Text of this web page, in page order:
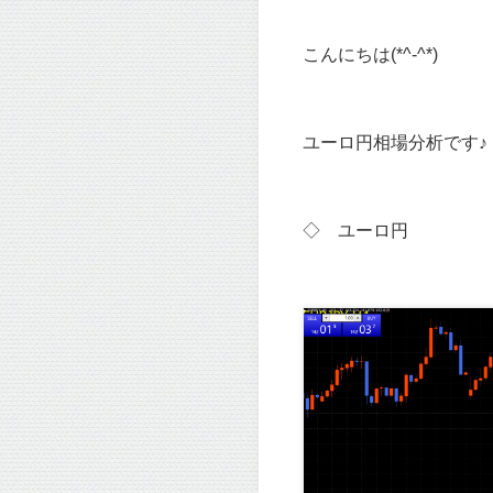
こんにちは(*^-^*)
ユーロ円相場分析です♪
◇ ユーロ 円